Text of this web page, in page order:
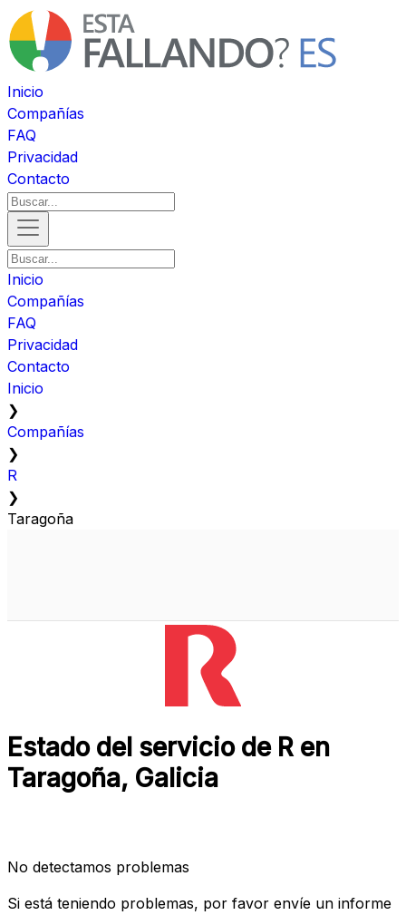
Inicio
Compañías
FAQ
Privacidad
Contacto
Inicio
Compañías
FAQ
Privacidad
Contacto
Inicio
❯
Compañías
❯
R
❯
Taragoña
Estado del servicio de R en
Taragoña, Galicia
No detectamos problemas
Si está teniendo problemas, por favor envíe un informe